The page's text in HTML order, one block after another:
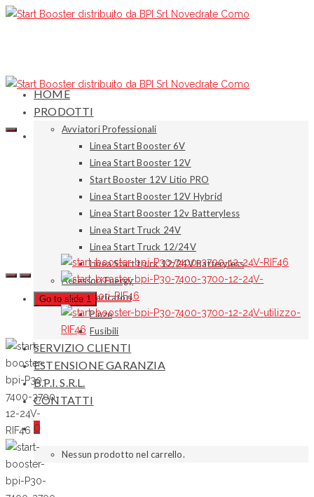
HOME
PRODOTTI
Avviatori Professionali
Linea Start Booster 6V
Linea Start Booster 12V
Start Booster 12V Litio PRO
Linea Start Booster 12V Hybrid
Linea Start Booster 12v Batteryless
Linea Start Truck 24V
Linea Start Truck 12/24V
Linea Start truck 12/24V Batteryless
Accessori Energy
Caricatori
Pinze
Fusibili
SERVIZIO CLIENTI
ESTENSIONE GARANZIA
B.P.I. S.R.L.
CONTATTI
0
Nessun prodotto nel carrello.
Go to slide 1